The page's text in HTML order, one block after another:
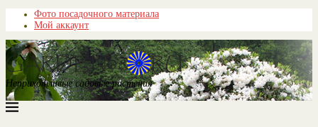
Фото посадочного материала
Мой аккаунт
Неприхотливые садовые растения